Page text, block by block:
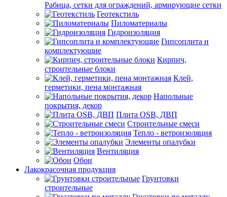
Рабица, сетки для ограждений, армирующие сетки
Геотекстиль
Пиломатериалы
Гидроизоляция
Гипсоплита и
комплектующие
Кирпич,
строительные блоки
Клей,
герметики, пена монтажная
Напольные
покрытия, декор
Плита OSB, ДВП
Строительные смеси
Тепло - ветроизоляция
Элементы опалубки
Вентиляция
Обои
Лакокрасочная продукция
Грунтовки
строительные